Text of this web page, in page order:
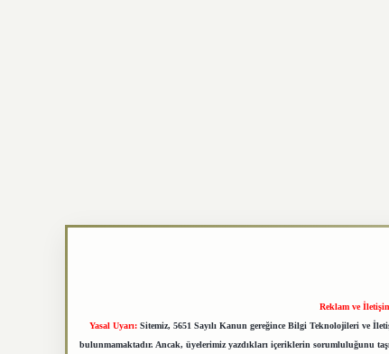
Reklam ve
Yasal Uyarı: Sitemiz, 5651 Sayılı Kanun gereğince Bilgi Teknolojileri ve
bulunmamaktadır. Ancak, üyelerimiz yazdıkları içeriklerin sorumluluğunu